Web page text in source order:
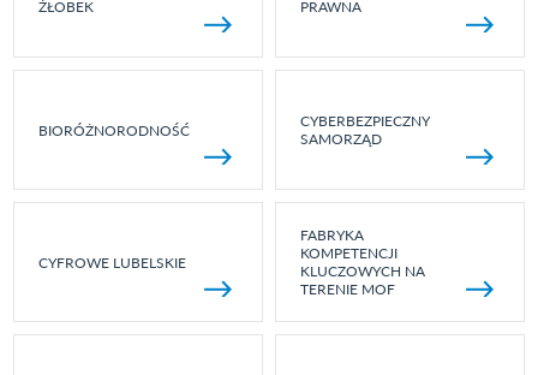
ŻŁOBEK
PRAWNA
BIORÓŻNORODNOŚĆ
CYBERBEZPIECZNY
SAMORZĄD
CYFROWE LUBELSKIE
FABRYKA
KOMPETENCJI
KLUCZOWYCH NA
TERENIE MOF